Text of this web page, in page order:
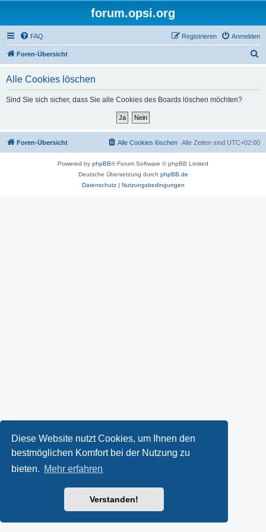
Diese Website nutzt Cookies, um Ihnen den
bestmöglichen Komfort bei der Nutzung zu
bieten. Mehr erfahren
Verstanden!
forum.opsi.org
FAQ Anmelden
Registrieren
Foren-Übersicht
Alle Cookies löschen
Sind Sie sich sicher, dass Sie alle Cookies des Boards löschen möchten?
Foren-Übersicht Alle Zeiten sind UTC+02:00
Alle Cookies löschen
Powered by phpBB® Forum Software © phpBB Limited
Deutsche Übersetzung durch phpBB.de
Datenschutz| Nutzungsbedingungen